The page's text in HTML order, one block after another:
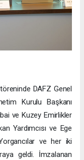
DAFZ Genel
Kurulu Başkanı
ve Kuzey Emirlikler
Yardımcısı ve Ege
ve her iki
geldi. İmzalanan